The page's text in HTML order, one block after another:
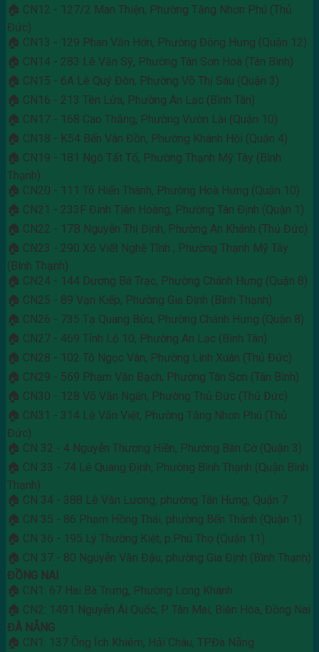
🏠 CN12 - 127/2 Man Thiện, Phường Tăng Nhơn Phú (Thủ
Đức)
🏠 CN13 - 129 Phan Văn Hớn, Phường Đông Hưng (Quận 12)
🏠 CN14 - 283 Lê Văn Sỹ, Phường Tân Sơn Hoà (Tân Bình)
🏠 CN15 - 6A Lê Quý Đôn, Phường Võ Thị Sáu (Quận 3)
🏠 CN16 - 213 Tên Lửa, Phường An Lạc (Bình Tân)
🏠 CN17 - 168 Cao Thắng, Phường Vườn Lài (Quận 10)
🏠 CN18 - K54 Bến Vân Đồn, Phường Khánh Hội (Quận 4)
🏠 CN19 - 181 Ngô Tất Tố, Phường Thạnh Mỹ Tây (Bình
Thạnh)
🏠 CN20 - 111 Tô Hiến Thành, Phường Hoà Hưng (Quận 10)
🏠 CN21 - 233F Đinh Tiên Hoàng, Phường Tân Định (Quận 1)
🏠 CN22 - 17B Nguyễn Thị Định, Phường An Khánh (Thủ Đức)
🏠 CN23 - 290 Xô Viết Nghệ Tĩnh , Phường Thạnh Mỹ Tây
(Bình Thạnh)
🏠 CN24 - 144 Dương Bá Trạc, Phường Chánh Hưng (Quận 8)
🏠 CN25 - 89 Vạn Kiếp, Phường Gia Định (Bình Thạnh)
🏠 CN26 - 735 Tạ Quang Bửu, Phường Chánh Hưng (Quận 8)
🏠 CN27 - 469 Tỉnh Lộ 10, Phường An Lạc (Bình Tân)
🏠 CN28 - 102 Tô Ngọc Vân, Phường Linh Xuân (Thủ Đức)
🏠 CN29 - 569 Phạm Văn Bạch, Phường Tân Sơn (Tân Bình)
🏠 CN30 - 128 Võ Văn Ngân, Phường Thủ Đức (Thủ Đức)
🏠 CN31 - 314 Lê Văn Việt, Phường Tăng Nhơn Phú (Thủ
Đức)
🏠 CN 32 - 4 Nguyễn Thượng Hiền, Phường Bàn Cờ (Quận 3)
🏠 CN 33 - 74 Lê Quang Định, Phường Bình Thạnh (Quận Bình
Thạnh)
🏠 CN 34 - 388 Lê Văn Lương, phường Tân Hưng, Quận 7
🏠 CN 35 - 86 Phạm Hồng Thái, phường Bến Thành (Quận 1)
🏠 CN 36 - 195 Lý Thường Kiệt, p.Phú Thọ (Quận 11)
🏠 CN 37 - 80 Nguyễn Văn Đậu, phường Gia Định (Bình Thạnh)
ĐỒNG NAI
🏠 CN1: 67 Hai Bà Trưng, Phường Long Khánh
🏠 CN2: 1491 Nguyễn Ái Quốc, P. Tân Mai, Biên Hòa, Đồng Nai
ĐÀ NẴNG
🏠 CN1: 137 Ông Ích Khiêm, Hải Châu, TP.Đà Nẵng